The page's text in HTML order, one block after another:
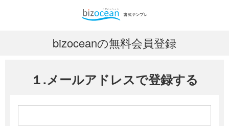
bizoceanの無料会員登録
１.メールアドレスで登録する